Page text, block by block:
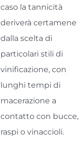
caso la tannicità
deriverà certamene
dalla scelta di
particolari stili di
vinificazione, con
lunghi tempi di
macerazione a
contatto con bucce,
raspi o vinaccioli.